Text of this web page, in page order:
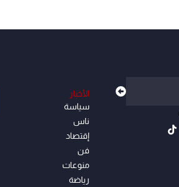
الأخبار
سياسة
ناس
إقتصاد
فن
منوعات
رياضة